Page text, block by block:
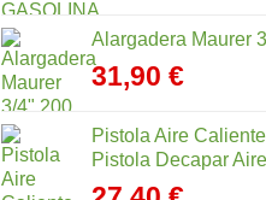
Alargadera Maurer
31,90 €
Pistola Aire
Pistola Decapar